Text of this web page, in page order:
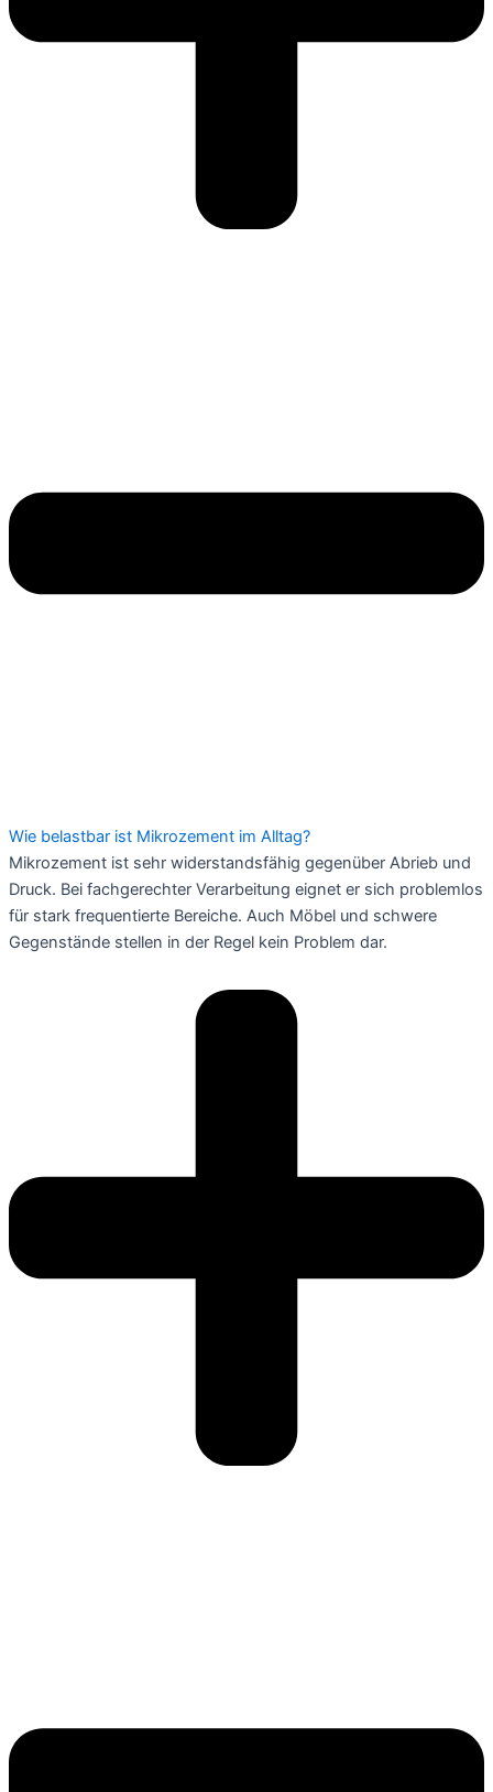
Wie belastbar ist Mikrozement im Alltag?
Mikrozement ist sehr widerstandsfähig gegenüber Abrieb und
Druck. Bei fachgerechter Verarbeitung eignet er sich problemlos
für stark frequentierte Bereiche. Auch Möbel und schwere
Gegenstände stellen in der Regel kein Problem dar.